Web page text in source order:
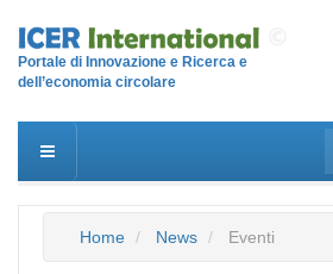
Portale di Innovazione e Ricerca e
dell’economia circolare
Home News Eventi